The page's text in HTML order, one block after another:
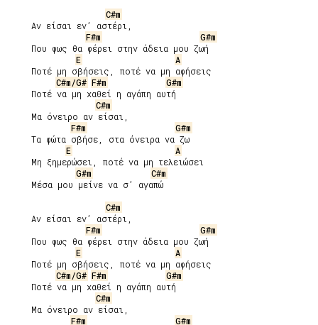
C#m
F#m
G#m
E
A
C#m/G# F#m
G#m
C#m
F#m
G#m
E
A
G#m
C#m
C#m
F#m
G#m
E
A
C#m/G# F#m
G#m
C#m
F#m
G#m